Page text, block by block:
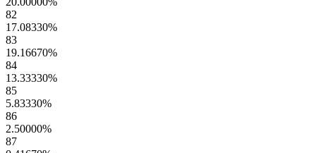
82
17.08330%
83
19.16670%
84
13.33330%
85
5.83330%
86
2.50000%
87